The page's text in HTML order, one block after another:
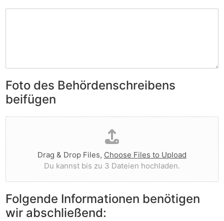
v
o
r
g
e
w
o
r
f
e
n
?
l
i
e
t
I
h
n
e
n
v
o
r
?
e
A
n
e
r
k
u
n
g
e
n
z
u
Foto des Behördenschreibens
beifügen
D
a
t
e
i
h
o
h
l
Drag & Drop Files, Choose Files to Upload
Du kannst bis zu 3 Dateien hochladen.
Folgende Informationen benötigen
wir abschließend: